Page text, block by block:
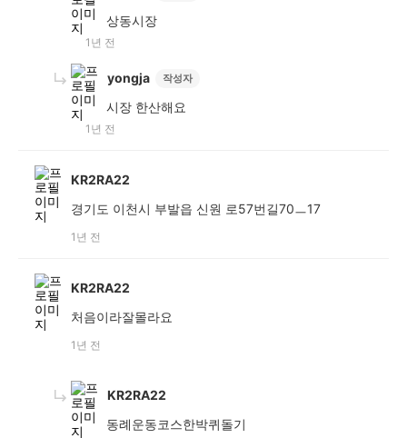
상동시장
1년 전
yongja 작성자
시장 한산해요
1년 전
KR2RA22
경기도 이천시 부발읍 신원 로57번길70ㅡ17
1년 전
KR2RA22
처음이라잘몰라요
1년 전
KR2RA22
동례운동코스한박퀴돌기